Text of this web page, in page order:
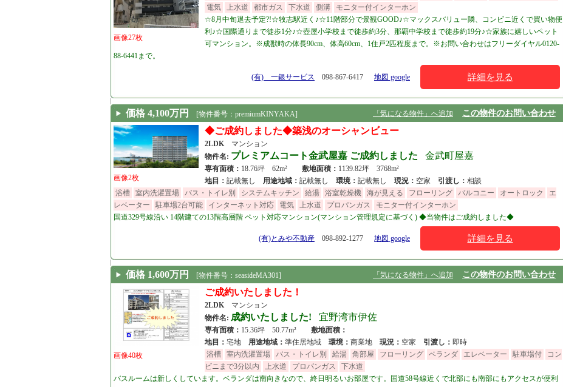
画像27枚
電気
上水道 都市ガス 下水道 側溝
モニター付インターホン
☆8月中旬退去予定?!☆牧志駅近く♪☆11階部分で景観GOOD♪☆マックスバリュー隣、コンビニ近くで買い物便
利♪☆国際通りまで徒歩1分♪☆壺屋小学校まで徒歩約3分、那覇中学校まで徒歩約19分♪☆家族に嬉しいペット
可マンション。※成獣時の体長90cm、体高60cm、1住戸2匹程度まで。※お問い合わせはフリーダイヤル0120-
88-6441まで。
詳細を見る
(有) 一銀サービス 098-867-6417 地図 google
価格 4,100万円 [物件番号：premiumKINYAKA] 「気になる物件」へ追加 この物件のお問い合わせ
画像2枚
◆ご成約しました◆築浅のオーシャンビュー
2LDK マンション
物件名: プレミアムコート金武屋嘉 ご成約しました 金武町屋嘉
専有面積： 18.76坪 62m² 敷地面積： 1139.82坪 3768m²
地目： 記載無し 用途地域： 記載無し 環境： 記載無し 現況： 空家 引渡し： 相談
浴槽
室内洗濯置場 バス・トイレ別 システムキッチン 給湯 浴室乾燥機 海が見える フローリング バルコニー オートロック
エ
レベーター
駐車場2台可能 インターネット対応 電気 上水道 プロパンガス
モニター付インターホン
国道329号線沿い 14階建ての13階高層階 ペット対応マンション(マンション管理規定に基づく) ◆当物件はご成約しました◆
詳細を見る
(有)とみや不動産 098-892-1277 地図 google
価格 1,600万円 [物件番号：seasideMA301] 「気になる物件」へ追加 この物件のお問い合わせ
画像40枚
ご成約いたしました！
2LDK マンション
物件名: 成約いたしました! 宜野湾市伊佐
専有面積： 15.36坪 50.77m² 敷地面積：
地目： 宅地 用途地域： 準住居地域 環境： 商業地 現況： 空家 引渡し： 即時
浴槽
室内洗濯置場 バス・トイレ別 給湯 角部屋 フローリング ベランダ エレベーター 駐車場付
コン
ビニまで3分以内
上水道 プロパンガス
下水道
バスルームは新しくしています。ベランダは南向きなので、終日明るいお部屋です。国道58号線近くで北部にも南部にもアクセスが便利